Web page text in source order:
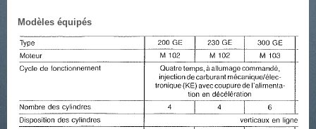
Modèles équipés